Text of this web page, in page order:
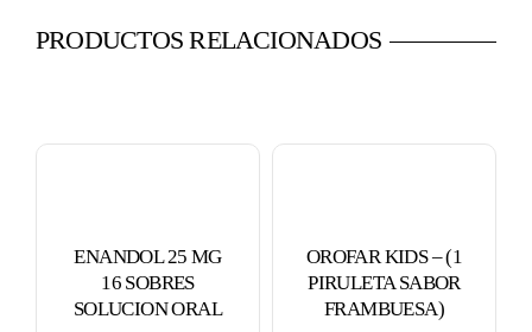
PRODUCTOS RELACIONADOS
ENANDOL 25 MG
16 SOBRES
SOLUCION ORAL
OROFAR KIDS – (1
PIRULETA SABOR
FRAMBUESA)